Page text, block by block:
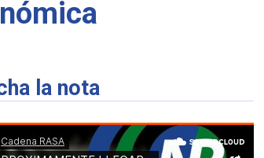
la nota